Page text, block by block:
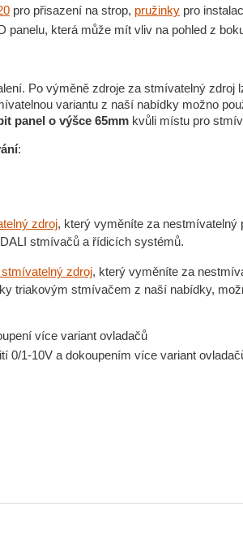
pro přisazení na strop, pružinky pro
která může mít vliv na pohled z
Po výměně zdroje za stmívatelný zdroj
variantu z naší nabídky možno
panel o výšce 65mm kvůli místu pro
:
zdroj, který vyměníte za nestmívatelný
stmívačů a řídicích systémů.
zdroj, který vyměníte za
triakovým stmívačem z naší nabídky,
více variant ovladačů
0/1-10V a dokoupením více variant